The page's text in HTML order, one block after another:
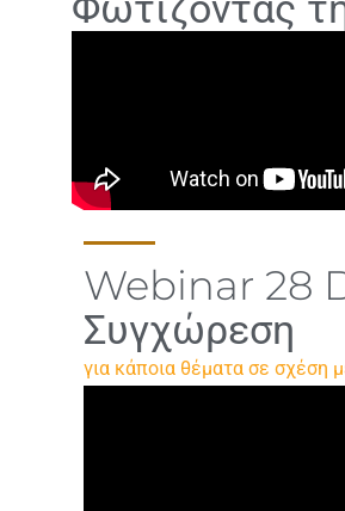
Webinar 28
Συγχώρεση
για κάποια θέματα σε σχέση